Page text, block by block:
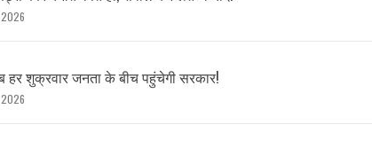
2026
हर शुक्रवार जनता के बीच पहुंचेगी सरकार!
2026